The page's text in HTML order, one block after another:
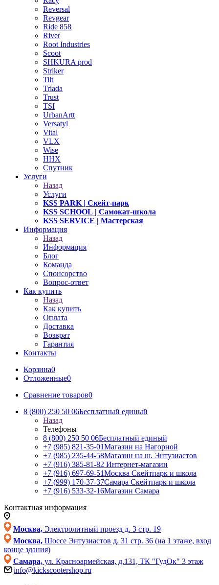
Reversal
Revgear
Ride 858
River
Root Industries
Scoot
SHKURA рrоd
Striker
Tilt
Triada
Trust
TSI
UrbanArtt
Versatyl
Vital
VLX
Wise
ННХ
Спутник
Услуги
Назад
Услуги
KSS PARK | Скейт-парк
KSS SCHOOL | Самокат-школа
KSS SERVICE | Мастерская
Информация
Назад
Информация
Блог
Команда
Спонсорство
Вопрос-ответ
Как купить
Назад
Как купить
Оплата
Доставка
Возврат
Гарантия
Контакты
Корзина0
Отложенные0
Сравнение товаров0
8 (800) 250 50 06Бесплатный единый
Назад
Телефоны
8 (800) 250 50 06Бесплатный единый
+7 (985) 821-35-01Магазин на Нагорной
+7 (985) 235-44-58Магазин на ш. Энтузиастов
+7 (916) 385-81-82 Интернет-магазин
+7 (916) 697-69-51Москва Скейтпарк и школа
+7 (999) 170-37-37Самара Скейтпарк и школа
+7 (916) 533-32-16Магазин Самара
Контактная информация
Москва, Электролитный проезд д. 3 стр. 19
Москва, Шоссе Энтузиастов д. 31 стр. 36 (на 1 этаже, вход
конце здания)
Самара, ул. Красноармейская, д.131, ТК "ГудОк" 3 этаж
info@kickscootershop.ru